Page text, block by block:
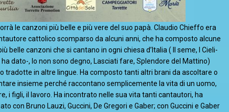
le canzoni più belle e più vere del suo papà. Claudio Chieffo era
cattolico scomparso da alcuni anni, che ha composto alcune
belle canzoni che si cantano in ogni chiesa d’Italia ( Il seme, I Cieli-
ha dato-, Io non sono degno, Lasciati fare, Splendore del Mattino)
tradotte in altre lingue. Ha composto tanti altri brani da ascoltare o
insieme perché raccontano semplicemente la vita di un uomo,
i figli, il lavoro. Ha incontrato nelle sua vita tanti cantautori, ha
con Bruno Lauzi, Guccini, De Gregori e Gaber; con Guccini e Gaber